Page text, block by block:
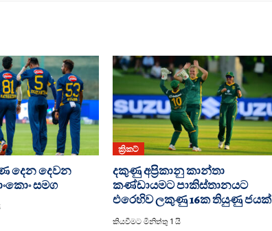
දෙන දෙවන
සමග
ක්‍රිකට්
දකුණු අප්‍රිකානු කාන්තා
කණ්ඩායමට පාකිස්තානයට
එරෙහිව ලකුණු 16ක තියුණු ජයක්
කියවීමට මිනිත්තු 1 යි